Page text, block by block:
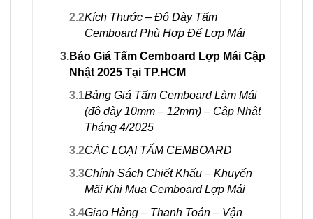
2.2Kích Thước – Độ Dày Tấm
Cemboard Phù Hợp Để Lợp Mái
3.Báo Giá Tấm Cemboard Lợp Mái Cập
Nhật 2025 Tại TP.HCM
3.1Bảng Giá Tấm Cemboard Làm Mái
(độ dày 10mm – 12mm) – Cập Nhật
Tháng 4/2025
3.2CÁC LOẠI TẤM CEMBOARD
3.3Chính Sách Chiết Khấu – Khuyến
Mãi Khi Mua Cemboard Lợp Mái
3.4Giao Hàng – Thanh Toán – Vận